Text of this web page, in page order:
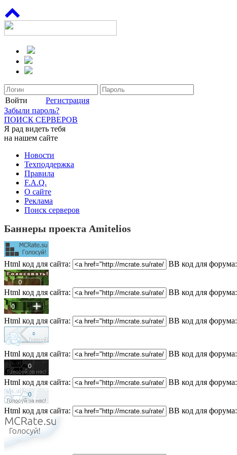
Войти
Регистрация
Забыли пароль?
ПОИСК СЕРВЕРОВ
Я рад видеть тебя
на нашем сайте
Новости
Техподдержка
Правила
F.A.Q.
О сайте
Реклама
Поиск серверов
Баннеры проекта Amitelios
Html код для сайта: BB код для форума:
Html код для сайта: BB код для форума:
Html код для сайта: BB код для форума:
Html код для сайта: BB код для форума:
Html код для сайта: BB код для форума:
Html код для сайта: BB код для форума: